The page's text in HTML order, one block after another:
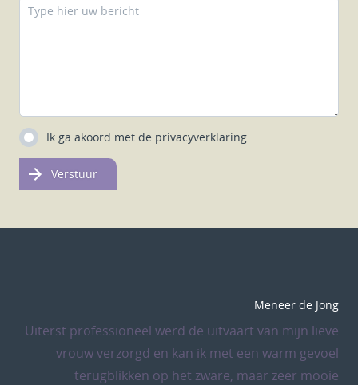
Ik ga akoord met de privacyverklaring
Verstuur
Meneer de Jong
Uiterst professioneel werd de uitvaart van mijn lieve
vrouw verzorgd en kan ik met een warm gevoel
terugblikken op het zware, maar zeer mooie